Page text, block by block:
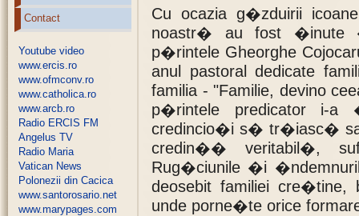
Contact
Youtube video
www.ercis.ro
www.ofmconv.ro
www.catholica.ro
www.arcb.ro
Radio ERCIS FM
Angelus TV
Radio Maria
Vatican News
Polonezii din Cacica
www.santorosario.net
www.marypages.com
Cu ocazia g�zduirii
noastr� au fost �inute
p�rintele Gheorghe
anul pastoral dedicate
familia - "Familie, devino
p�rintele predicator i-
credincio�i s� tr�iasc�
credin�� veritabil�,
Rug�ciunile �i
deosebit familiei
unde porne�te orice